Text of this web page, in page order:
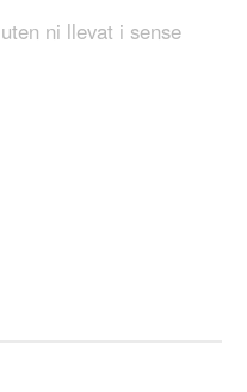
ni llevat i sense